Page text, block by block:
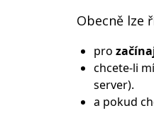
Obecně lze
pro
chcete-li
server).
a pokud